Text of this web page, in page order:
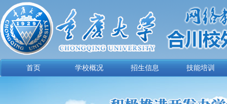
首页 学校概况 招生信息 技能培训